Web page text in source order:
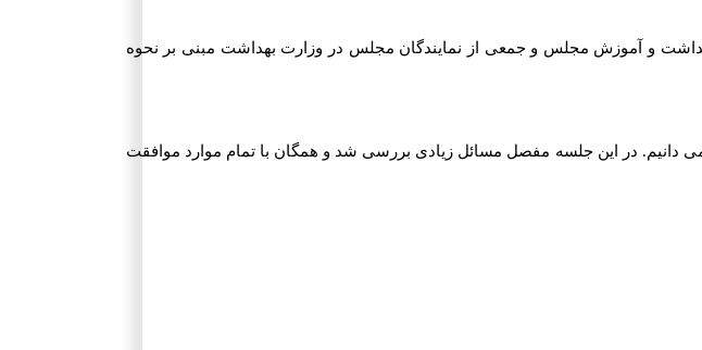
و آموزش مجلس و جمعی از نمایندگان مجلس در وزارت بهداشت مبنی بر نحوه
دانیم. در این جلسه مفصل مسائل زیادی بررسی شد و همگان با تمام موارد موافقت